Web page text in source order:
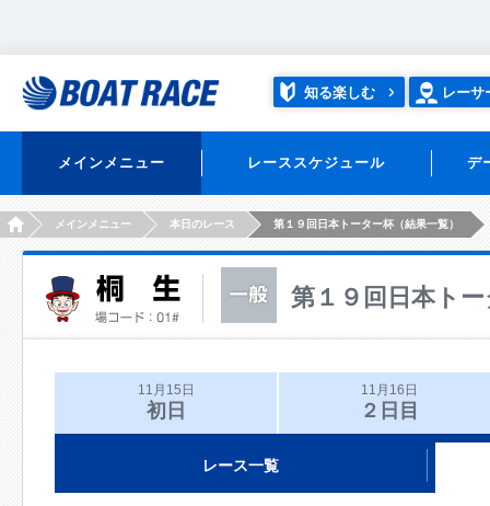
知る楽しむ レーサ
メインメニュー レーススケジュール デ
HOMEメインメニュー 本日のレース 第１９回日本トーター杯（結果一覧）
第１９回日本ト
11月15日
初日
11月16日
２日目
レース一覧